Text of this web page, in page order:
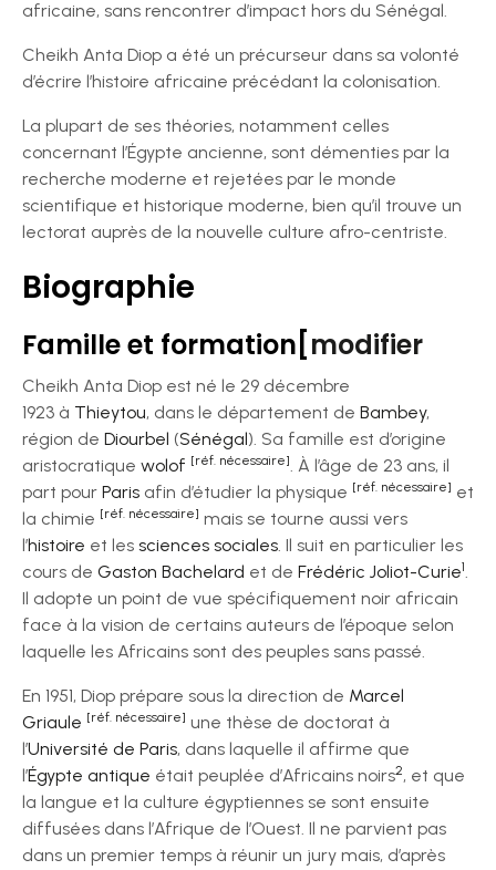
africaine, sans rencontrer d’impact hors du Sénégal.
Cheikh Anta Diop a été un précurseur dans sa volonté
d’écrire l’histoire africaine précédant la colonisation.
La plupart de ses théories, notamment celles
concernant l’Égypte ancienne, sont démenties par la
recherche moderne et rejetées par le monde
scientifique et historique moderne, bien qu’il trouve un
lectorat auprès de la nouvelle culture afro-centriste.
Biographie
Famille et formation[ modifier
Cheikh Anta Diop est né le 29 décembre
1923 à Thieytou, dans le département de Bambey,
région de Diourbel (Sénégal). Sa famille est d’origine
aristocratique wolof [réf. nécessaire]. À l’âge de 23 ans, il
part pour Paris afin d’étudier la physique [réf. nécessaire] et
la chimie [réf. nécessaire] mais se tourne aussi vers
l’histoire et les sciences sociales. Il suit en particulier les
cours de Gaston Bachelard et de Frédéric Joliot-Curie1.
Il adopte un point de vue spécifiquement noir africain
face à la vision de certains auteurs de l’époque selon
laquelle les Africains sont des peuples sans passé.
En 1951, Diop prépare sous la direction de Marcel
Griaule [réf. nécessaire] une thèse de doctorat à
l’Université de Paris, dans laquelle il affirme que
l’Égypte antique était peuplée d’Africains noirs2, et que
la langue et la culture égyptiennes se sont ensuite
diffusées dans l’Afrique de l’Ouest. Il ne parvient pas
dans un premier temps à réunir un jury mais, d’après